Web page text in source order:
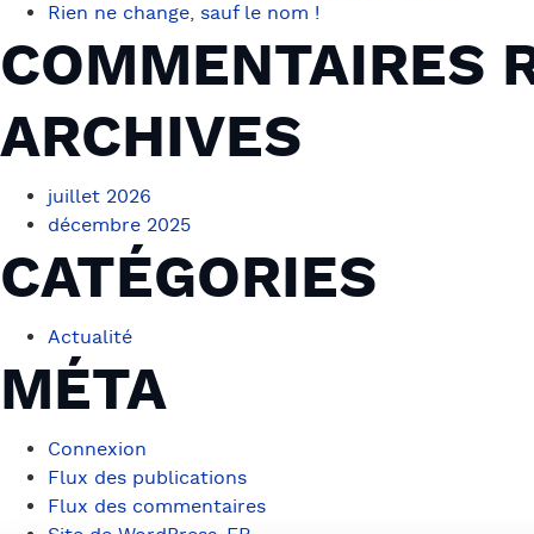
Rien ne change, sauf le nom !
COMMENTAIRES
ARCHIVES
juillet 2026
décembre 2025
CATÉGORIES
Actualité
MÉTA
Connexion
Flux des publications
Flux des commentaires